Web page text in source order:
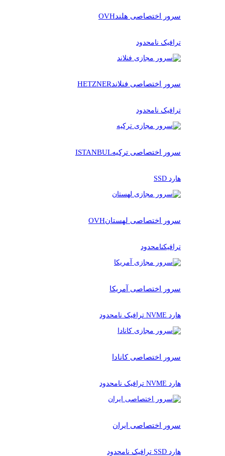
سرور اختصاصی هلندOVH
ترافیک نامحدود
سرور اختصاصی فنلاندHETZNER
ترافیک نامحدود
سرور اختصاصی ترکیهISTANBUL
هارد SSD
سرور اختصاصی لهستانOVH
ترافیکنامحدود
سرور اختصاصی آمریکا
هارد NVME ترافیک نامحدود
سرور اختصاصی کانادا
هارد NVME ترافیک نامحدود
سرور اختصاصی ایران
هارد SSD ترافیک نامحدود